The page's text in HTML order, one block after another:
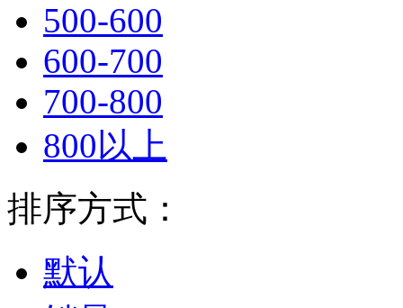
500-600
600-700
700-800
800以上
排序方式：
默认